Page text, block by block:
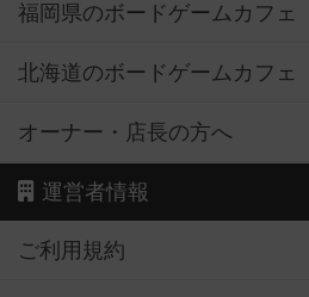
福岡県のボードゲームカフェ
北海道のボードゲームカフェ
オーナー・店長の方へ
運営者情報
ご利用規約